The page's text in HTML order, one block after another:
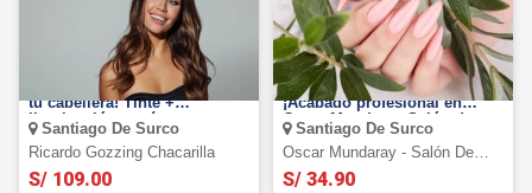
MORENA ILUMINADA ¡Realza
tu cabellera! Tinte +
iluminación y más
Santiago De Surco
Ricardo Gozzing Chacarilla
S/ 109.00
Manicure en acrílico.
¡Acabado profesional en
Oscar Mundaray Salón de
uñas!
Santiago De Surco
Oscar Mundaray - Salón De
Belleza
S/ 34.90